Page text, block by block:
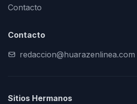
Contacto
Contacto
redaccion@huarazenlinea.com
Sitios Hermanos